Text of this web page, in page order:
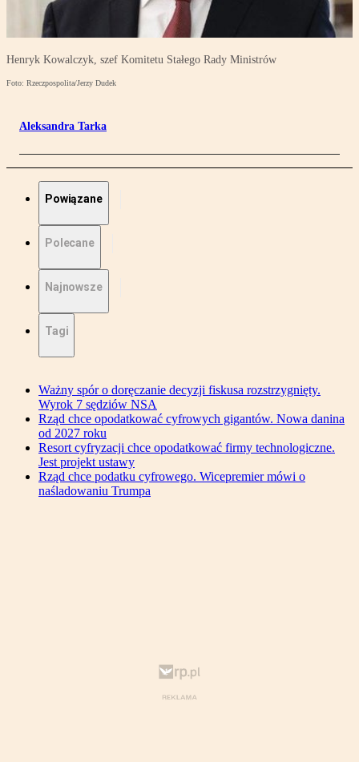
Henryk Kowalczyk, szef Komitetu Stałego Rady Ministrów
Foto: Rzeczpospolita/Jerzy Dudek
Aleksandra Tarka
Powiązane
Polecane
Najnowsze
Tagi
Ważny spór o doręczanie decyzji fiskusa rozstrzygnięty.
Wyrok 7 sędziów NSA
Rząd chce opodatkować cyfrowych gigantów. Nowa danina
od 2027 roku
Resort cyfryzacji chce opodatkować firmy technologiczne.
Jest projekt ustawy
Rząd chce podatku cyfrowego. Wicepremier mówi o
naśladowaniu Trumpa